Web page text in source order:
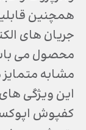
همچنین
جریان های
محصول می
مشابه
این ویژگی
کفپوش